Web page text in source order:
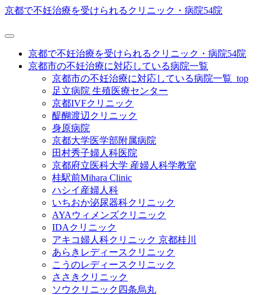
京都で不妊治療を受けられるクリニック・病院54院
京都で不妊治療を受けられるクリニック・病院54院
京都市の不妊治療に対応している病院一覧
京都市の不妊治療に対応している病院一覧_top
足立病院 生殖医療センター
京都IVFクリニック
醍醐渡辺クリニック
身原病院
京都大学医学部附属病院
田村秀子婦人科医院
京都府立医科大学 産婦人科学教室
桂駅前Mihara Clinic
ハシイ産婦人科
いちおか泌尿器科クリニック
AYAウィメンズクリニック
IDAクリニック
アキコ婦人科クリニック 京都桂川
あらきレディースクリニック
こうのレディースクリニック
ささきクリニック
ソウクリニック四条烏丸